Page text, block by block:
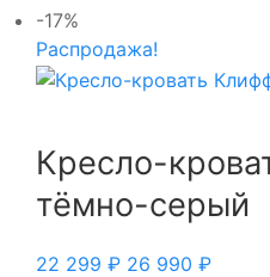
-17%
Распродажа!
Кресло-
тёмно-серый
22 299 ₽ 26 990 ₽